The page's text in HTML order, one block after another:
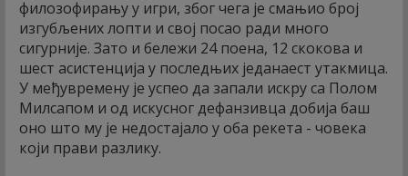
филозофирању у игри, због чега је смањио број
изгубљених лопти и свој посао ради много
сигурније. Зато и бележи 24 поена, 12 скокова и
шест асистенција у последњих једанаест утакмица.
У међувремену је успео да запали искру са Полом
Милсапом и од искусног дефанзивца добија баш
оно што му је недостајало у оба рекета - човека
који прави разлику.